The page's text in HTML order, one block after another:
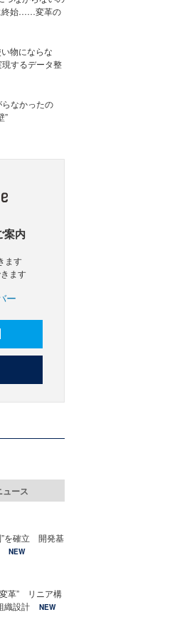
終始……変革の
物にならな
するデータ整
なかったの
”
案内
ます
ます
ー
ュース
”を確立 開発基
NEW
革” リニア構
織設計
NEW